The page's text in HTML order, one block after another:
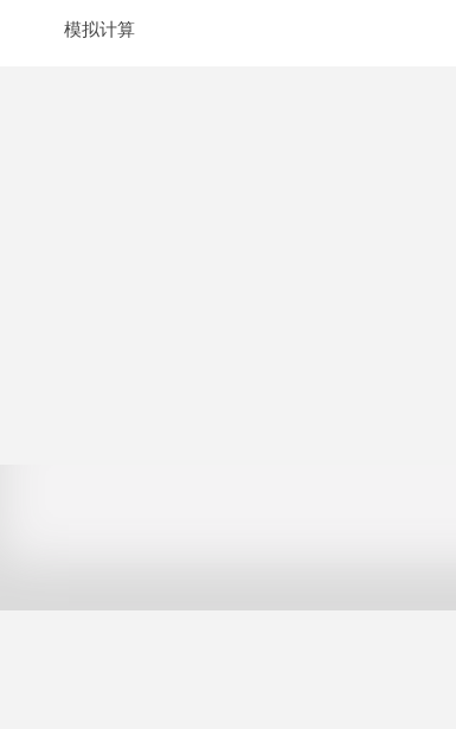
模拟计算